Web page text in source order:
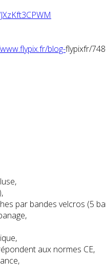
blog-flypixfr/
par bandes velcros (5
aux normes CE,